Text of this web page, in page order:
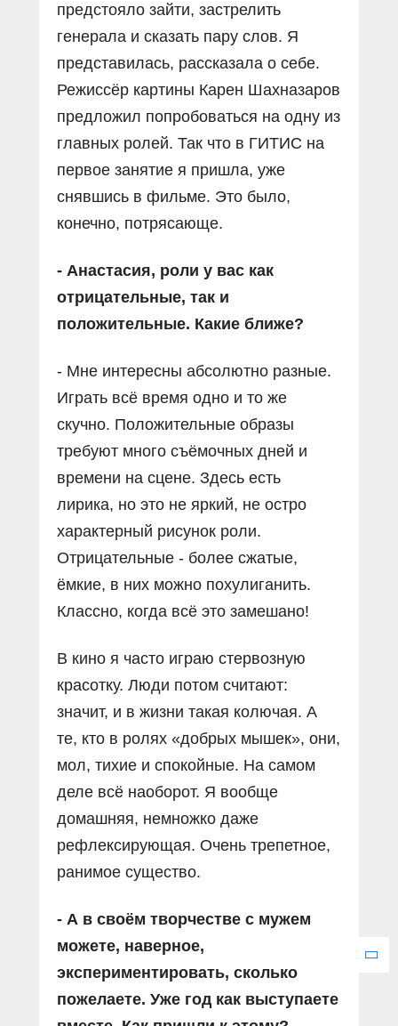
предстояло зайти, застрелить
генерала и сказать пару слов. Я
представилась, рассказала о себе.
Режиссёр картины Карен Шахназаров
предложил попробоваться на одну из
главных ролей. Так что в ГИТИС на
первое занятие я пришла, уже
снявшись в фильме. Это было,
конечно, потрясающе.
- Анастасия, роли у вас как
отрицательные, так и
положительные. Какие ближе?
- Мне интересны абсолютно разные.
Играть всё время одно и то же
скучно. Положительные образы
требуют много съёмочных дней и
времени на сцене. Здесь есть
лирика, но это не яркий, не остро
характерный рисунок роли.
Отрицательные - более сжатые,
ёмкие, в них можно похулиганить.
Классно, когда всё это замешано!
В кино я часто играю стервозную
красотку. Люди потом считают:
значит, и в жизни такая колючая. А
те, кто в ролях «добрых мышек», они,
мол, тихие и спокойные. На самом
деле всё наоборот. Я вообще
домашняя, немножко даже
рефлексирующая. Очень трепетное,
ранимое существо.
- А в своём творчестве с мужем
можете, наверное,
экспериментировать, сколько
пожелаете. Уже год как выступаете